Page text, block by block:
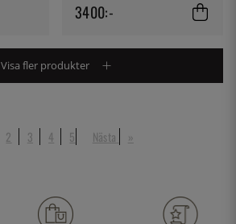
3400:-
Visa fler produkter
2 3 4 5 Nästa »